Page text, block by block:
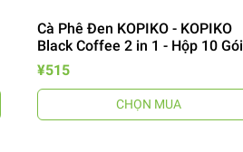
Cà Phê Đen KOPIKO - KOPIKO
Black Coffee 2 in 1 - Hộp 10 Gói
¥515
CHỌN MUA